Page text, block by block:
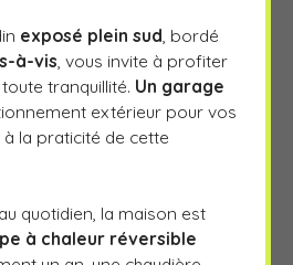
exposé plein sud, bordé
à-vis, vous invite à profiter
tranquillité. Un garage
extérieur pour vos
la praticité de cette
quotidien, la maison est
à chaleur réversible